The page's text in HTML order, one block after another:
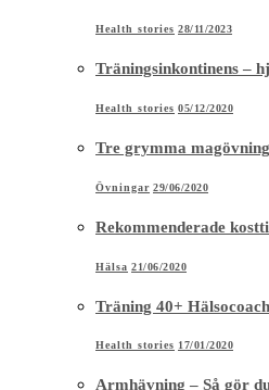
Health stories 28/11/2023
Träningsinkontinens –
Health stories 05/12/2020
Tre grymma
Övningar 29/06/2020
Rekommenderade
Hälsa 21/06/2020
Träning 40+
Health stories 17/01/2020
Armhävning – Så gör